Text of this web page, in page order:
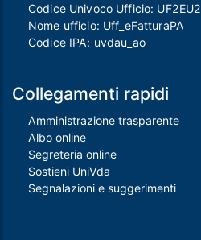
Codice Univoco Ufficio: UF2EU2
Nome ufficio: Uff_eFatturaPA
Codice IPA: uvdau_ao
Collegamenti rapidi
Amministrazione trasparente
Albo online
Segreteria online
Sostieni UniVda
Segnalazioni e suggerimenti